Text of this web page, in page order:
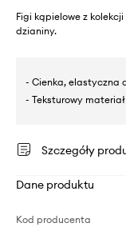
Figi kąpielowe z
dzianiny.
- Cienka, elastyczna
- Teksturowy
Szczegóły
Dane produktu
Kod producenta